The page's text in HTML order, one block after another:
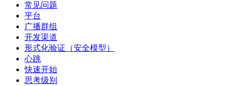
常见问题
平台
广播群组
开发渠道
形式化验证（安全模型）
心跳
快速开始
思考级别